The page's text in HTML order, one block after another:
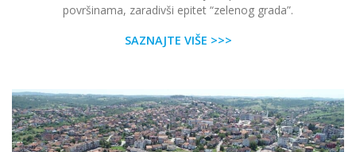
površinama, zaradivši epitet “zelenog grada”.
SAZNAJTE VIŠE >>>